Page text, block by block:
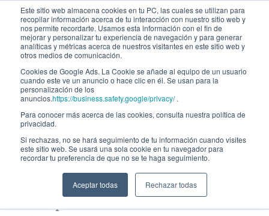
Este sitio web almacena cookies en tu PC, las cuales se utilizan para
recopilar información acerca de tu interacción con nuestro sitio web y
nos permite recordarte. Usamos esta información con el fin de
mejorar y personalizar tu experiencia de navegación y para generar
analíticas y métricas acerca de nuestros visitantes en este sitio web y
otros medios de comunicación.
Cookies de Google Ads. La Cookie se añade al equipo de un usuario
cuando este ve un anuncio o hace clic en él. Se usan para la
personalización de los
anuncios.https://business.safety.google/privacy/.
Para conocer más acerca de las cookies, consulta nuestra política de
privacidad.
Si rechazas, no se hará seguimiento de tu información cuando visites
este sitio web. Se usará una sola cookie en tu navegador para
recordar tu preferencia de que no se te haga seguimiento.
Aceptar todas Rechazar todas
Urbanismo, Derecho, Regulación y
Fiscalidad inmobiliaria 3ª Edición